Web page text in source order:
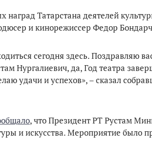
наград Татарстана деятелей
и кинорежиссер Федор
сегодня здесь. Поздравляю
Нургалиевич, да, Год театра
удачи и успехов», – сказал
, что Президент РТ Рустам
и искусства. Мероприятие было